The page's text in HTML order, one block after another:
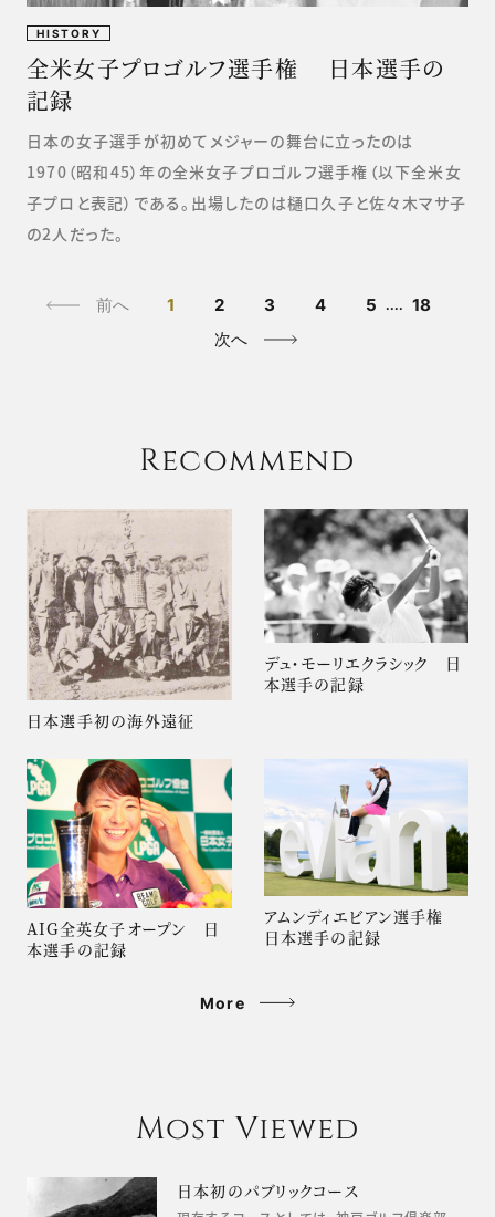
HISTORY
全米女子プロゴルフ選手権 日本選手の
記録
日本の女子選手が初めてメジャーの舞台に立ったのは
1970（昭和45）年の全米女子プロゴルフ選手権（以下全米女
子プロと表記）である。出場したのは樋口久子と佐々木マサ子
の2人だった。
前へ 1 2 3 4 5 .... 18
次へ
Recommend
日本選手初の海外遠征
デュ・モーリエクラシック 日
本選手の記録
AIG全英女子オープン 日
本選手の記録
アムンディエビアン選手権
日本選手の記録
More
Most Viewed
日本初のパブリックコース